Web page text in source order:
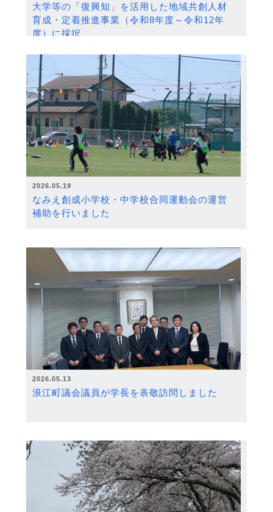
大学等の「復興知」を活用した地域共創人材
育成・定着推進事業（令和8年度～令和12年
度）に採択
2026.05.19
なみえ創成小学校・中学校合同運動会の運営
補助を行いました
2026.05.13
浪江町議会議員が学長を表敬訪問しました